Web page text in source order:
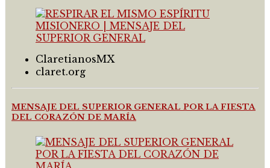
ClaretianosMX
claret.org
MENSAJE DEL SUPERIOR GENERAL POR LA FIESTA
DEL CORAZÓN DE MARÍA